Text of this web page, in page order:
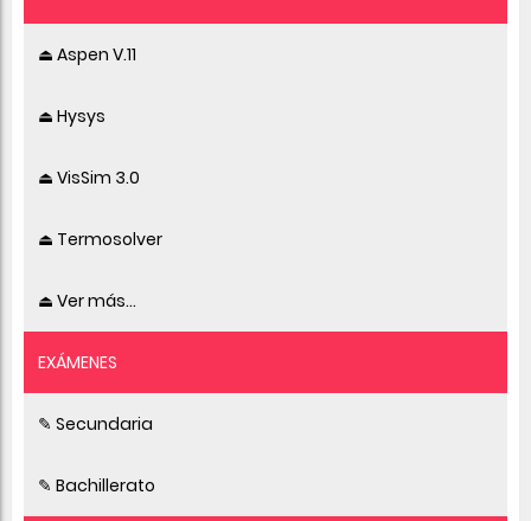
⏏ Aspen V.11
⏏ Hysys
⏏ VisSim 3.0
⏏ Termosolver
⏏ Ver más...
EXÁMENES
✎ Secundaria
✎ Bachillerato